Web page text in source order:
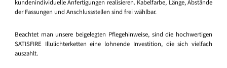
kundenindividuelle Anfertigungen realisieren. Kabelfarbe, Länge, Abstände
der Fassungen und Anschlussstellen sind frei wählbar.
Beachtet man unsere beigelegten Pflegehinweise, sind die hochwertigen
SATISFIRE Illulichterketten eine lohnende Investition, die sich vielfach
auszahlt.